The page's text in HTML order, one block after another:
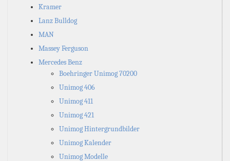
Kramer
Lanz Bulldog
MAN
Massey Ferguson
Mercedes Benz
Boehringer Unimog 70200
Unimog 406
Unimog 411
Unimog 421
Unimog Hintergrundbilder
Unimog Kalender
Unimog Modelle